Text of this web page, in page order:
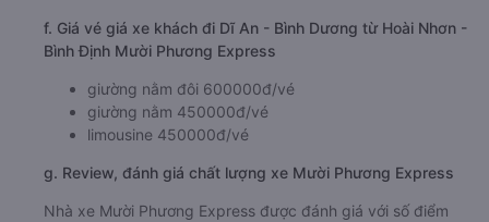
f. Giá vé giá xe khách đi Dĩ An - Bình Dương từ Hoài Nhơn -
Bình Định Mười Phương Express
giường nằm đôi 600000đ/vé
giường nằm 450000đ/vé
limousine 450000đ/vé
g. Review, đánh giá chất lượng xe Mười Phương Express
Nhà xe Mười Phương Express được đánh giá với số điểm